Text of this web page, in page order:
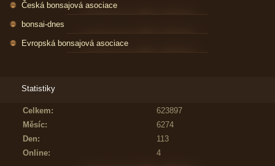
Česká bonsajová asociace
bonsai-dnes
Evropská bonsajová asociace
Statistiky
Online: 4
Celkem:
623897
Měsíc:
6274
Den:
113